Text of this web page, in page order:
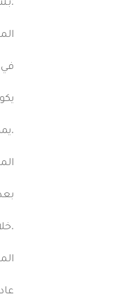
في
يمكن للمريض أن يشعر بألم حاد أثناء الجلوس أو التبرز.
خلال هذه الفترة، يُنصح المريض بالاستمرار في تناول مسكنات الألم حسب الحاجة واستخدام الحمامات الدافئة لتخفيف الألم والتورم.